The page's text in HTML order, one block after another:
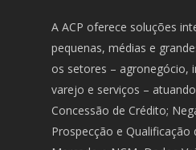
A ACP oferece soluções
pequenas, médias e
os setores – agronegócio,
varejo e serviços –
Concessão de Crédito;
Prospecção e Qualificação